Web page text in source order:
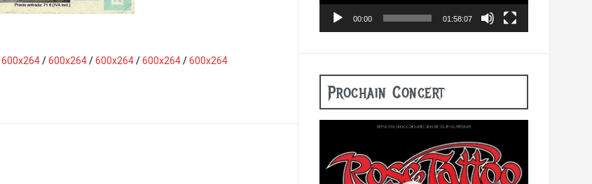
600x264/600x264/600x264/600x264/600x264
00:00 01:58:07
Prochain Concert